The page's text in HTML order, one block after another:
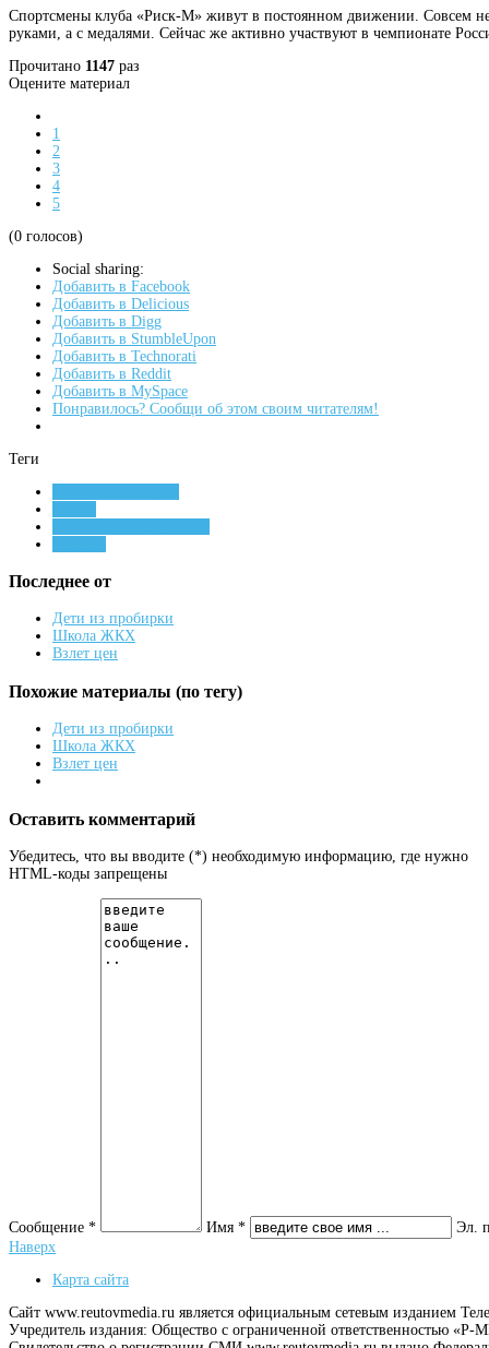
Спортсмены клуба «Риск-М» живут в постоянном движении. Совсем
руками, а с медалями. Сейчас же активно участвуют в чемпионате
Прочитано 1147 раз
Оцените материал
1
2
3
4
5
(0 голосов)
Social sharing:
Добавить в Facebook
Добавить в Delicious
Добавить в Digg
Добавить в StumbleUpon
Добавить в Technorati
Добавить в Reddit
Добавить в MySpace
Понравилось? Сообщи об этом своим читателям!
Теги
Последнее от
Дети из пробирки
Школа ЖКХ
Взлет цен
Похожие материалы (по тегу)
Дети из пробирки
Школа ЖКХ
Взлет цен
Оставить комментарий
Убедитесь, что вы вводите (*) необходимую информацию, где нужно
HTML-коды запрещены
Сообщение * Имя *
Эл.
Наверх
Карта сайта
Сайт www.reutovmedia.ru является официальным сетевым изданием
Учредитель издания: Общество с ограниченной ответственностью